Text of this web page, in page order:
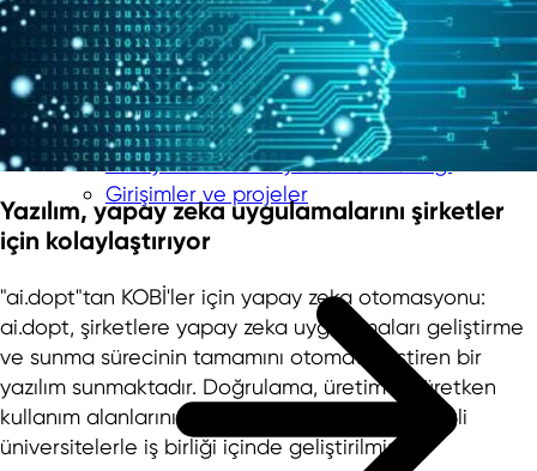
Şirket Yönetimi
Ekibimiz
Yurt Dışı Bürolar
Hissedar & Denetim Kurulu
Danışma Kurulu
Kuzey Ren-Vestfalya'da Partner Ağı
Girişimler ve projeler
Yazılım, yapay zeka uygulamalarını şirketler
için kolaylaştırıyor
"ai.dopt"tan KOBİ'ler için yapay zeka otomasyonu:
ai.dopt, şirketlere yapay zeka uygulamaları geliştirme
ve sunma sürecinin tamamını otomatikleştiren bir
yazılım sunmaktadır. Doğrulama, üretim ve üretken
kullanım alanlarını kapsamaktadır. Yazılım çeşitli
üniversitelerle iş birliği içinde geliştirilmiştir.